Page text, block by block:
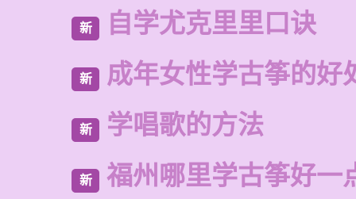
新 自学尤克里里口诀
新 成年女性学古筝的好
新 学唱歌的方法
新 福州哪里学古筝好一